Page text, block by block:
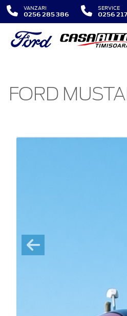
VANZARI
0256 285 386
SERVICE
0256
FORD